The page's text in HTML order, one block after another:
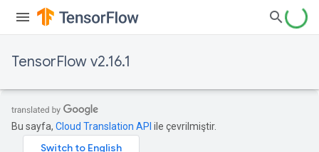
TensorFlow v2.16.1
Bu sayfa, Cloud Translation API ile çevrilmiştir.